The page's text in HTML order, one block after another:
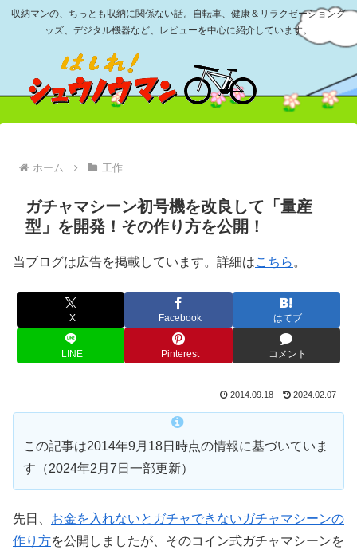
収納マンの、ちっとも収納に関係ない話。自転車、健康＆リラクゼーショング
ッズ、デジタル機器など、レビューを中心に紹介しています。
ホーム 工作
ガチャマシーン初号機を改良して「量産
型」を開発！その作り方を公開！
当ブログは広告を掲載しています。詳細はこちら 。
X Facebook はてブ
LINE Pinterest コメント
2014.09.18 2024.02.07
この記事は2014年9月18日時点の情報に基づいていま
す（2024年2月7日一部更新）
先日、 お金を入れないとガチャできないガチャマシーンの
作り方を公開しましたが、そのコイン式ガチャマシーンを